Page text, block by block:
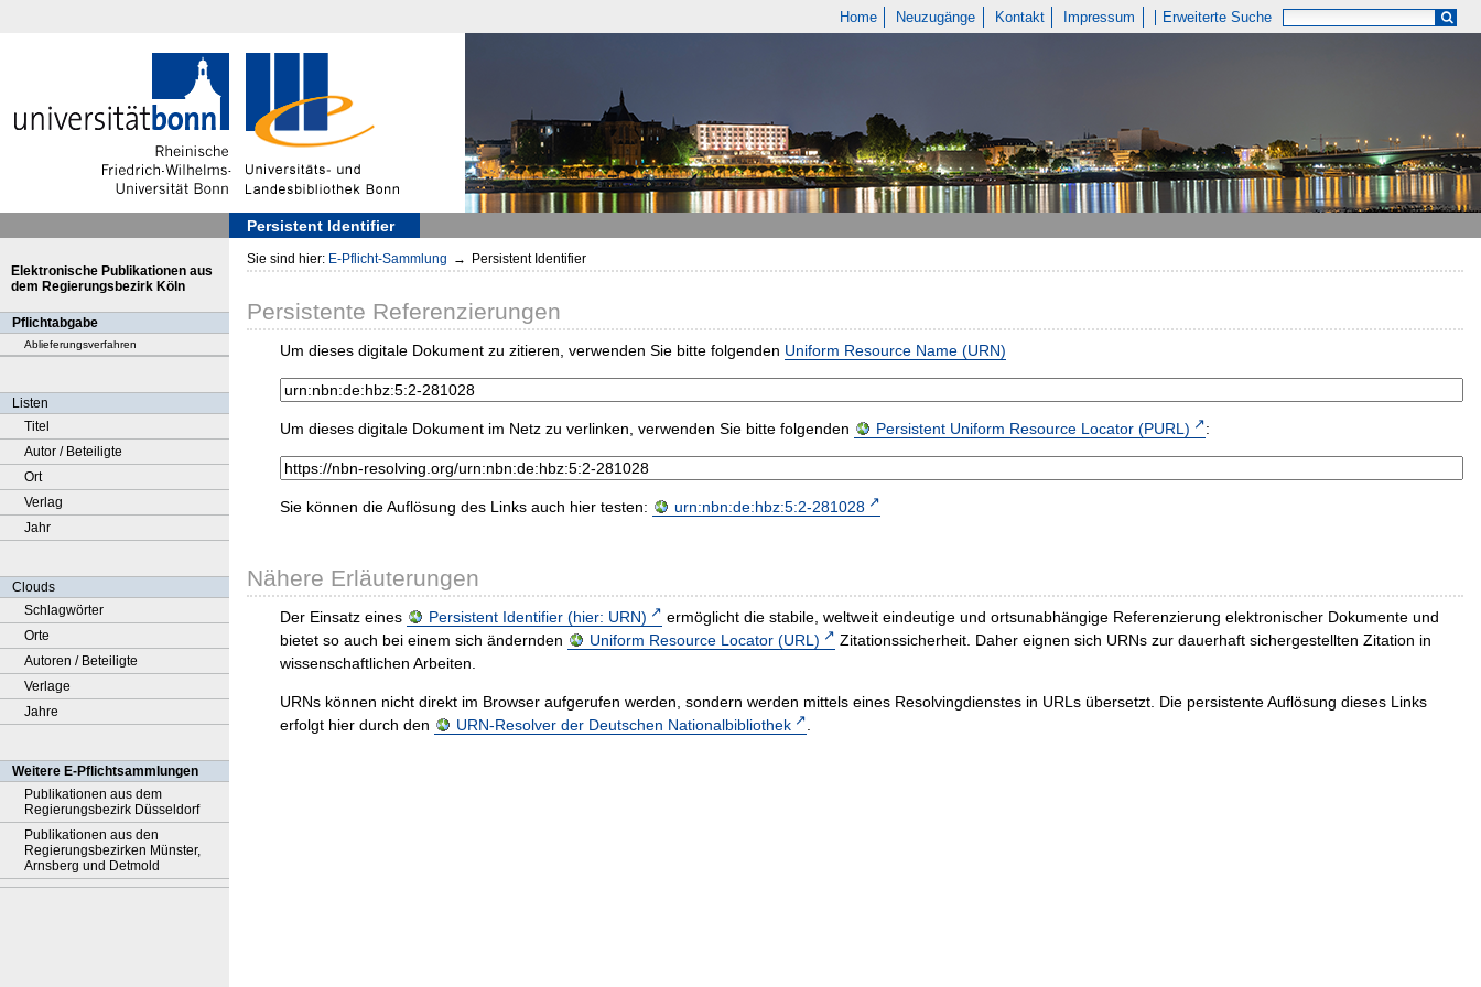
Home Neuzugänge Kontakt Impressum Erweiterte Suche
Persistent Identifier
Elektronische Publikationen aus
dem Regierungsbezirk Köln
Pflichtabgabe
Ablieferungsverfahren
Listen
Titel
Autor / Beteiligte
Ort
Verlag
Jahr
Clouds
Schlagwörter
Orte
Autoren / Beteiligte
Verlage
Jahre
Weitere E-Pflichtsammlungen
Publikationen aus dem
Regierungsbezirk Düsseldorf
Publikationen aus den
Regierungsbezirken Münster,
Arnsberg und Detmold
Sie sind hier: E-Pflicht-Sammlung → Persistent Identifier
Persistente Referenzierungen
Um dieses digitale Dokument zu zitieren, verwenden Sie bitte folgenden Uniform Resource Name (URN)
Um dieses digitale Dokument im Netz zu verlinken, verwenden Sie bitte folgenden Persistent Uniform Resource Locator (PURL) :
Sie können die Auflösung des Links auch hier testen: urn:nbn:de:hbz:5:2-281028
Nähere Erläuterungen
Der Einsatz eines Persistent Identifier (hier: URN)
ermöglicht die stabile, weltweit eindeutige und ortsunabhängige Referenzierung elektronischer Dokumente und
bietet so auch bei einem sich ändernden
Uniform Resource Locator (URL)
Zitationssicherheit. Daher eignen sich URNs zur dauerhaft sichergestellten Zitation in
wissenschaftlichen Arbeiten.
URNs können nicht direkt im Browser aufgerufen werden, sondern werden mittels eines Resolvingdienstes in URLs übersetzt. Die persistente Auflösung dieses Links
erfolgt hier durch den
URN-Resolver der Deutschen Nationalbibliothek .